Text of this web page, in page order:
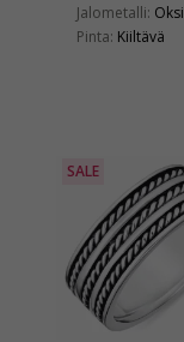
Jalometalli:
Pinta: Kiiltävä
SALE